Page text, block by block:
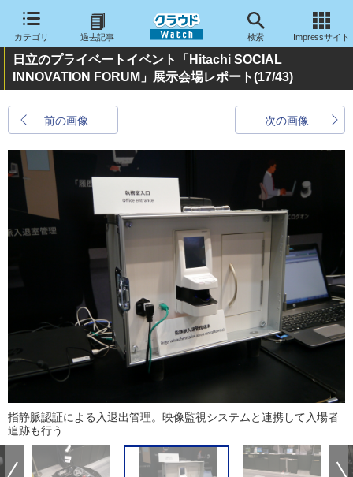
カテゴリ 過去記事 検索 Impressサイト
日立のプライベートイベント「Hitachi SOCIAL
INNOVATION FORUM」展示会場レポート(17/43)
前の画像 次の画像
指静脈認証による入退出管理。映像監視システムと連携して入場者
追跡も行う